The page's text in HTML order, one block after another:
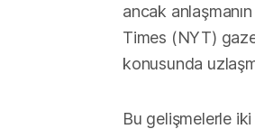
ancak
Times (NYT)
konusunda
Bu gelişmelerle